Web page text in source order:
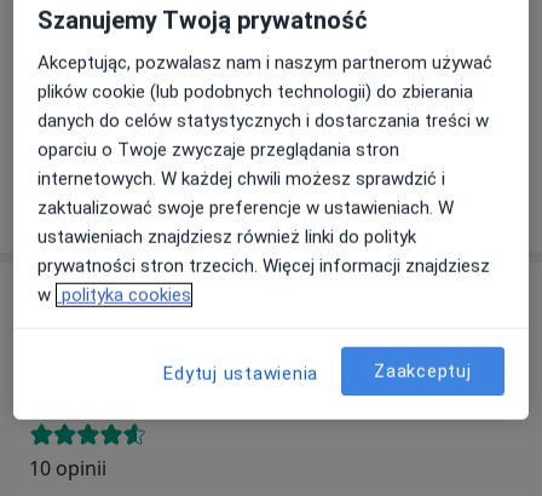
Ten specjalista przyjmuje wyłącznie pacjentów
prywatnych. Możesz opłacić wizytę samodzielnie lub
znaleźć innego specjalistę, który akceptuje Twoje
ubezpieczenie.
Szukaj specjalistów według ubezpieczenia
Opinie
Dodaj swoją opinię
10 opinii
Szanujemy Twoją prywatność
Akceptując, pozwalasz nam i naszym partnerom używać
plików cookie (lub podobnych technologii) do zbierania
danych do celów statystycznych i dostarczania treści w
oparciu o Twoje zwyczaje przeglądania stron
internetowych. W każdej chwili możesz sprawdzić i
zaktualizować swoje preferencje w ustawieniach. W
ustawieniach znajdziesz również linki do polityk
prywatności stron trzecich. Więcej informacji znajdziesz
w polityka cookies
Edytuj ustawienia Zaakceptuj